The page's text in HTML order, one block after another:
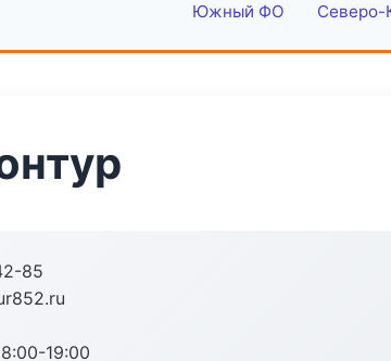
Южный ФО Северо-
85
19:00